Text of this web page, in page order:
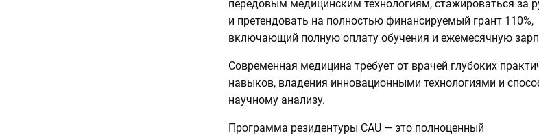
передовым медицинским технологиям, стажироваться за
и претендовать на полностью финансируемый грант 110%,
включающий полную оплату обучения и ежемесячную
Современная медицина требует от врачей глубоких
навыков, владения инновационными технологиями и
научному анализу.
Программа резидентуры CAU — это полноценный